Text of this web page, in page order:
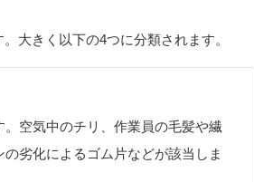
大きく以下の4つに分類されます。
空気中のチリ、作業員の毛髪や繊
劣化によるゴム片などが該当しま